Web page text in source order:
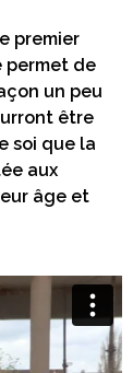
premier
permet de
un peu
être
soi que la
aux
âge et